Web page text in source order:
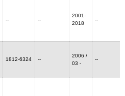
-- --
2001-
2018
--
1812-6324 --
2006 /
03 -
--